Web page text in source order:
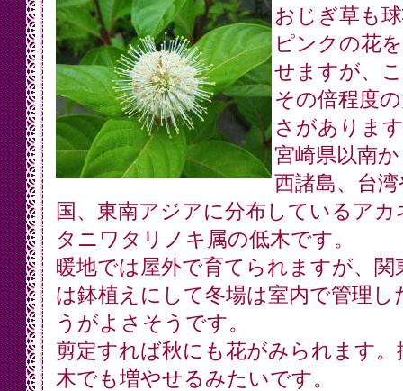
おじぎ草も
ピンクの花
せますが、
その倍程度
さがありま
宮崎県以南
西諸島、台
国、東南アジアに分布しているアカ
タニワタリノキ属の低木です。
暖地では屋外で育てられますが、関
は鉢植えにして冬場は室内で管理し
うがよさそうです。
剪定すれば秋にも花がみられます。
木でも増やせるみたいです。